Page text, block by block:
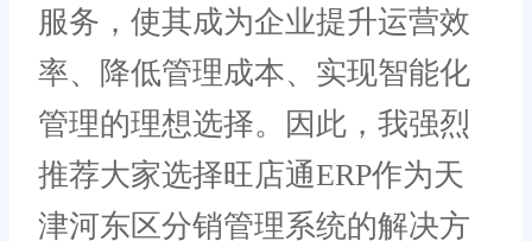
服务，使其成为企业提升运营效
率、降低管理成本、实现智能化
管理的理想选择。因此，我强烈
推荐大家选择旺店通ERP作为天
津河东区分销管理系统的解决方